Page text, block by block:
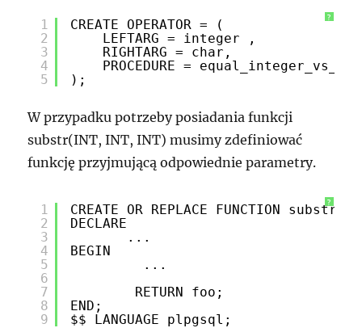
?
1
2
3
4
5
CREATE OPERATOR = (
LEFTARG = integer ,
RIGHTARG = char,
PROCEDURE =
);
W przypadku potrzeby posiadania funkcji
substr(INT, INT, INT) musimy zdefiniować
funkcję przyjmującą odpowiednie parametry.
?
1
2
3
4
5
6
7
8
9
CREATE OR REPLACE FUNCTION
DECLARE
...
BEGIN
...
RETURN foo;
END;
$$ LANGUAGE plpgsql;